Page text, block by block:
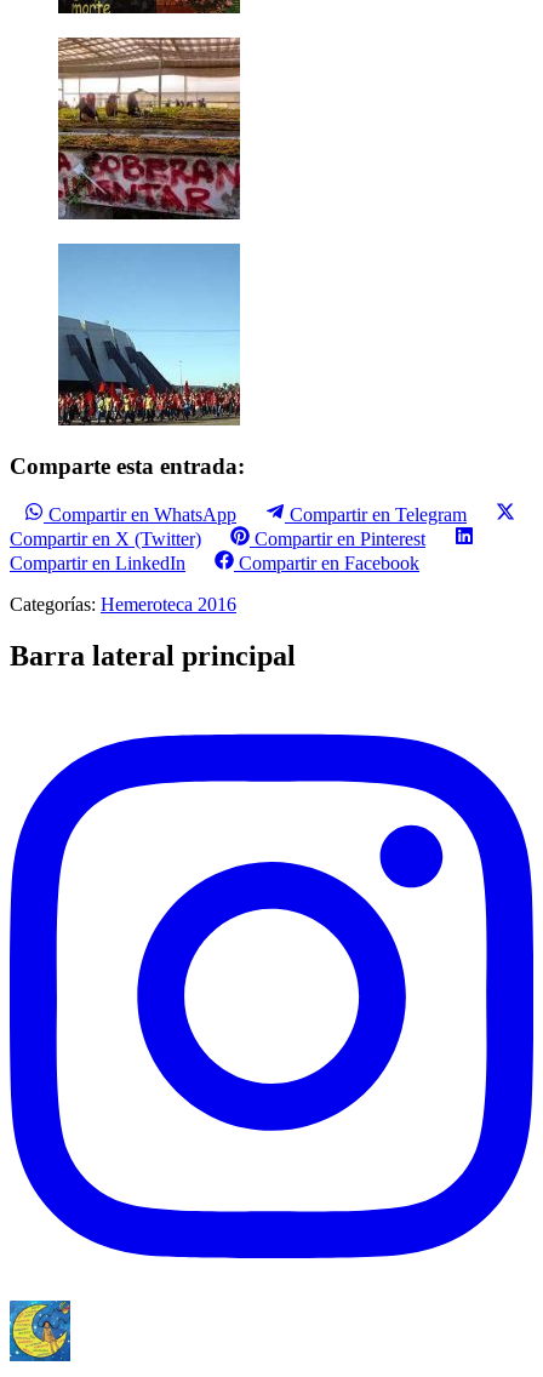
Comparte esta entrada:
Compartir en WhatsApp
Compartir en Telegram
Compartir en X (Twitter)
Compartir en Pinterest
Compartir en LinkedIn
Compartir en Facebook
Categorías: Hemeroteca 2016
Barra lateral principal